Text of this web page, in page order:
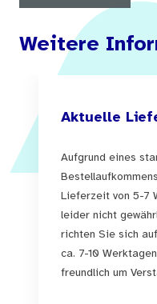
Weitere
Aktuelle
Aufgrund eines
Lieferzeit von 5-7
leider nicht
richten Sie sich
ca. 7-10
freundlich um